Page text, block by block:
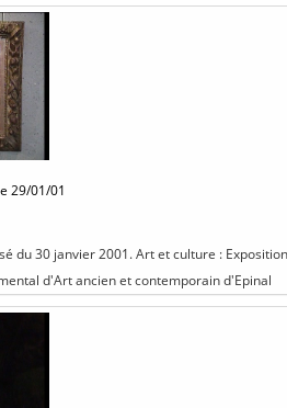
29/01/01
du 30 janvier 2001. Art et culture :
d'Art ancien et contemporain d'Epinal